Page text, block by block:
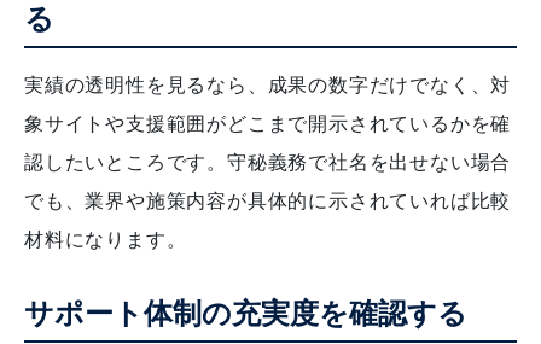
る
実績の透明性を見るなら、成果の数字だけでなく、対
象サイトや支援範囲がどこまで開示されているかを確
認したいところです。守秘義務で社名を出せない場合
でも、業界や施策内容が具体的に示されていれば比較
材料になります。
サポート体制の充実度を確認する